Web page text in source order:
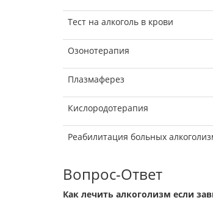
Тест на алкоголь в крови
Озонотерапия
Плазмаферез
Кислородотерапия
Реабилитация больных
Вопрос-Ответ
Как лечить алкоголизм если